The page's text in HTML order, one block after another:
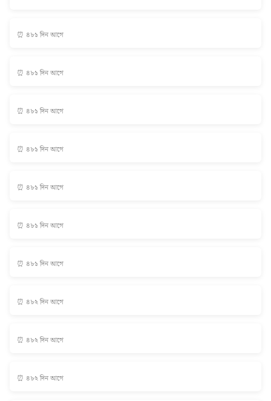
⏰ ৪৮১ দিন আগে
⏰ ৪৮১ দিন আগে
⏰ ৪৮১ দিন আগে
⏰ ৪৮১ দিন আগে
⏰ ৪৮১ দিন আগে
⏰ ৪৮১ দিন আগে
⏰ ৪৮১ দিন আগে
⏰ ৪৮২ দিন আগে
⏰ ৪৮২ দিন আগে
⏰ ৪৮২ দিন আগে